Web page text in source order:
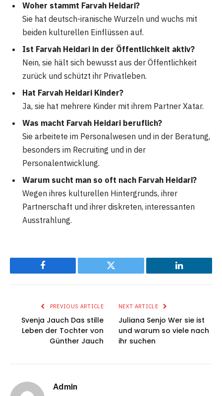
Woher stammt Farvah Heidari?
Sie hat deutsch-iranische Wurzeln und wuchs mit
beiden kulturellen Einflüssen auf.
Ist Farvah Heidari in der Öffentlichkeit aktiv?
Nein, sie hält sich bewusst aus der Öffentlichkeit
zurück und schützt ihr Privatleben.
Hat Farvah Heidari Kinder?
Ja, sie hat mehrere Kinder mit ihrem Partner Xatar.
Was macht Farvah Heidari beruflich?
Sie arbeitete im Personalwesen und in der Beratung,
besonders im Recruiting und in der
Personalentwicklung.
Warum sucht man so oft nach Farvah Heidari?
Wegen ihres kulturellen Hintergrunds, ihrer
Partnerschaft und ihrer diskreten, interessanten
Ausstrahlung.
Facebook Twitter LinkedIn
PREVIOUS ARTICLE
Svenja Jauch Das stille
Leben der Tochter von
Günther Jauch
NEXT ARTICLE
Juliana Senjo Wer sie ist
und warum so viele nach
ihr suchen
Admin